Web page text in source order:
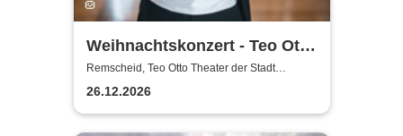
Weihnachtskonzert - Teo Otto
Theater der Stadt Remscheid
Remscheid, Teo Otto Theater der Stadt
Remscheid
26.12.2026